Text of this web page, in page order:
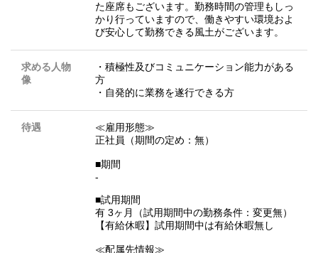
た座席もございます。勤務時間の管理もしっ
かり行っていますので、働きやすい環境およ
び安心して勤務できる風土がございます。
求める人物
像
・積極性及びコミュニケーション能力がある
方
・自発的に業務を遂行できる方
待遇
≪雇用形態≫
正社員（期間の定め：無）
■期間
-
■試用期間
有 3ヶ月（試用期間中の勤務条件：変更無）
【有給休暇】試用期間中は有給休暇無し
≪配属先情報≫